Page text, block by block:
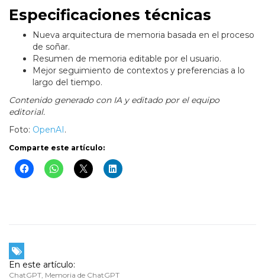
Especificaciones técnicas
Nueva arquitectura de memoria basada en el proceso
de soñar.
Resumen de memoria editable por el usuario.
Mejor seguimiento de contextos y preferencias a lo
largo del tiempo.
Contenido generado con IA y editado por el equipo
editorial.
Foto: OpenAI.
Comparte este artículo:
En este artículo:
ChatGPT, Memoria de ChatGPT